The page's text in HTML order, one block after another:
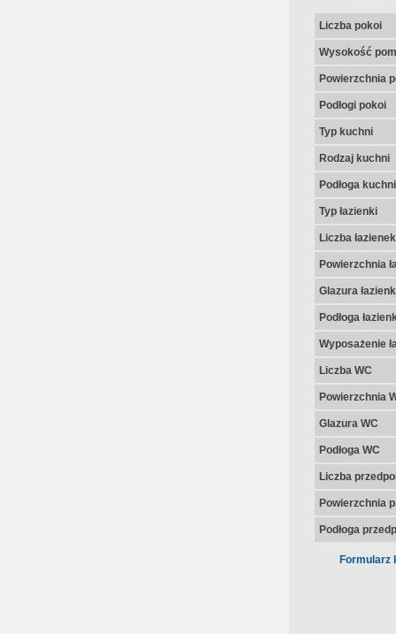
Liczba pokoi
Wysokość
Powierzchnia
Podłogi pokoi
Typ kuchni
Rodzaj kuchni
Podłoga kuchni
Typ łazienki
Liczba łazienek
Powierzchnia
Glazura
Podłoga
Wyposażenie
Liczba WC
Powierzchnia
Glazura WC
Podłoga WC
Liczba
Powierzchnia
Podłoga
Formularz